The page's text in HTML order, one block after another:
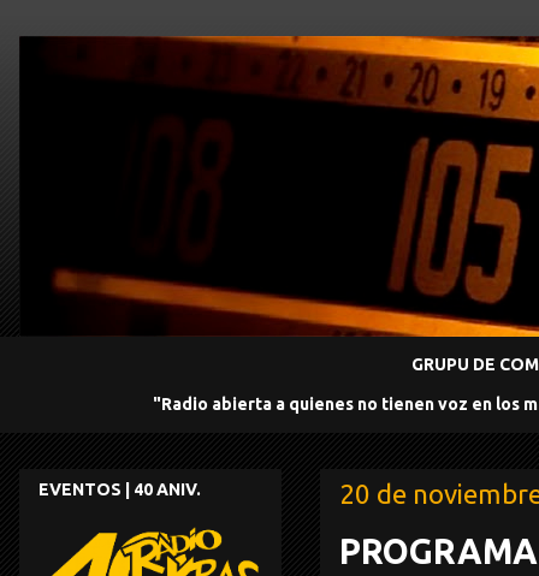
GRUPU DE
"Radio abierta a quienes no tienen voz en los
20 de
EVENTOS | 40 ANIV.